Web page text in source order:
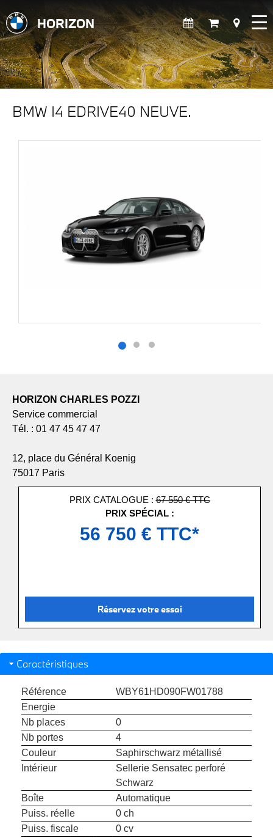
HORIZON
BMW I4 EDRIVE40 NEUVE.
HORIZON CHARLES POZZI
Service commercial
Tél. : 01 47 45 47 47
12, place du Général Koenig
75017 Paris
PRIX CATALOGUE :67 550 € TTC
PRIX SPÉCIAL :
56 750 € TTC*
Réservez votre essai
Caractéristiques
Référence
WBY61HD090FW01788
Energie
Nb places
0
Nb portes
4
Couleur
Saphirschwarz métallisé
Intérieur
Sellerie Sensatec perforé
Schwarz
Boîte
Automatique
Puiss. réelle
0 ch
Puiss. fiscale
0 cv